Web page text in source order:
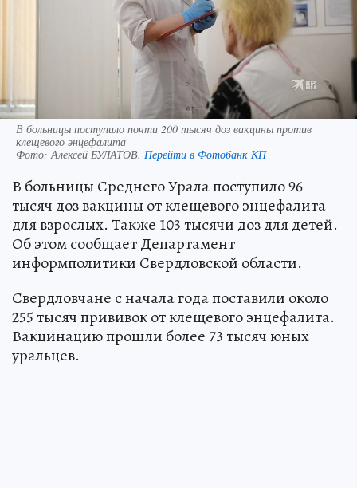
В больницы поступило почти 200 тысяч доз вакцины против
клещевого энцефалита
Фото:Алексей БУЛАТОВ. Перейти в Фотобанк КП
В больницы Среднего Урала поступило 96
тысяч доз вакцины от клещевого энцефалита
для взрослых. Также 103 тысячи доз для детей.
Об этом сообщает Департамент
информполитики Свердловской области.
Свердловчане с начала года поставили около
255 тысяч прививок от клещевого энцефалита.
Вакцинацию прошли более 73 тысяч юных
уральцев.